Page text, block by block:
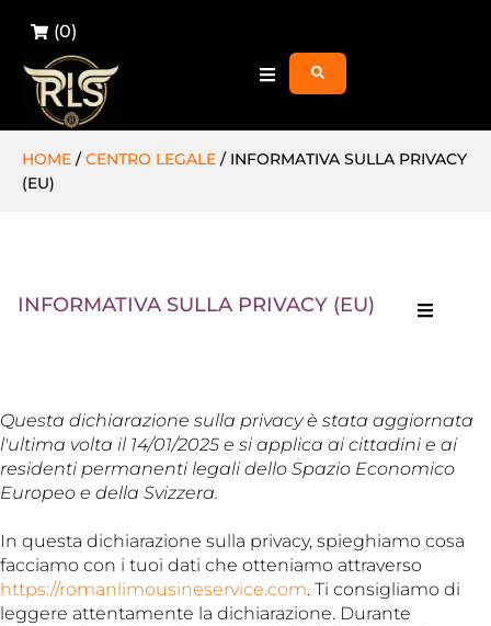
(0)
HOME /CENTRO LEGALE / INFORMATIVA SULLA PRIVACY
(EU)
INFORMATIVA SULLA PRIVACY (EU)
Questa dichiarazione sulla privacy è stata aggiornata
l'ultima volta il 14/01/2025 e si applica ai cittadini e ai
residenti permanenti legali dello Spazio Economico
Europeo e della Svizzera.
In questa dichiarazione sulla privacy, spieghiamo cosa
facciamo con i tuoi dati che otteniamo attraverso
https://romanlimousineservice.com. Ti consigliamo di
leggere attentamente la dichiarazione. Durante